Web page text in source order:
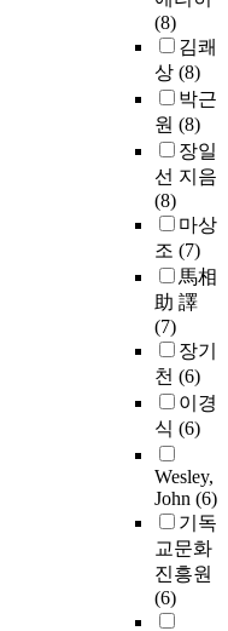
(8)
김쾌
상 (8)
박근
원 (8)
장일
선 지음
(8)
마상
조 (7)
馬相
助 譯
(7)
장기
천 (6)
이경
식 (6)
Wesley,
John (6)
기독
교문화
진흥원
(6)